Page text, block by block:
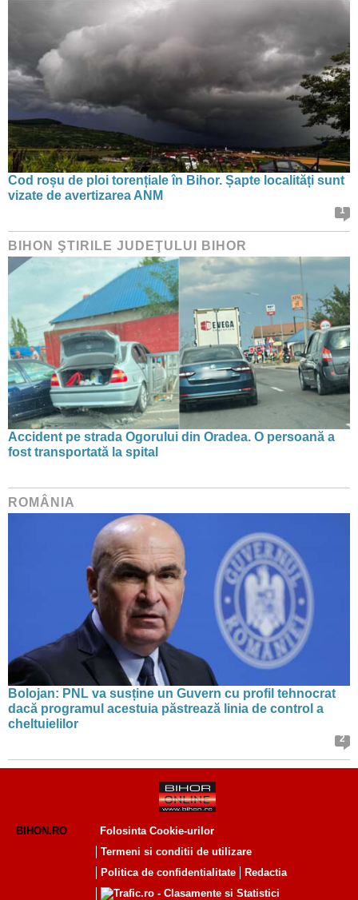
Cod roșu de ploi torențiale în Bihor. Șapte localități sunt
vizate de avertizarea ANM
1
BIHON ŞTIRILE JUDEŢULUI BIHOR
Accident pe strada Ogorului din Oradea. O persoană a
fost transportată la spital
ROMÂNIA
Bolojan: PNL va susține un Guvern cu profil tehnocrat
dacă programul acestuia păstrează linia de control a
cheltuielilor
2
BIHON.RO
Folosinta Cookie-urilor
Termeni si conditii de utilizare
Politica de confidentialitate
Redactia